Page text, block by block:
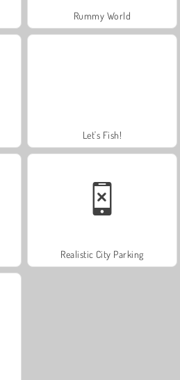
Rummy World
Let's Fish!
Realistic City Parking